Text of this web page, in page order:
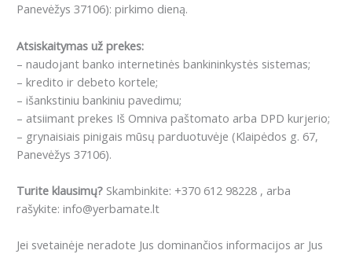
Panevėžys 37106): pirkimo dieną.
Atsiskaitymas už prekes:
– naudojant banko internetinės bankininkystės sistemas;
– kredito ir debeto kortele;
– išankstiniu bankiniu pavedimu;
– atsiimant prekes Iš Omniva paštomato arba DPD kurjerio;
– grynaisiais pinigais mūsų parduotuvėje (Klaipėdos g. 67,
Panevėžys 37106).
Turite klausimų? Skambinkite: +370 612 98228 , arba
rašykite: info@yerbamate.lt
Jei svetainėje neradote Jus dominančios informacijos ar Jus